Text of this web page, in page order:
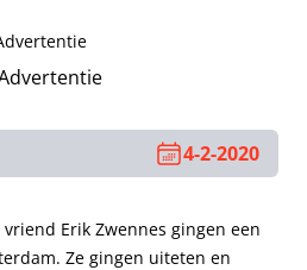
4-2-2020
Erik Zwennes gingen een
Ze gingen uiteten en